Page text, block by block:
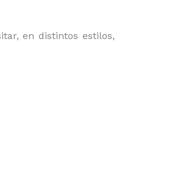
en distintos estilos,